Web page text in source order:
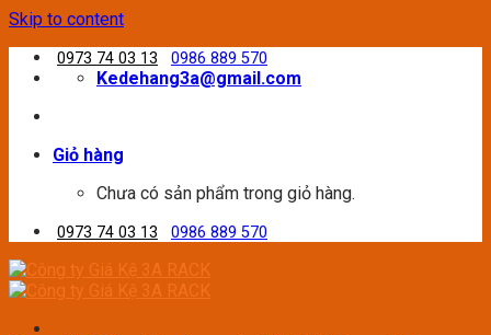
Skip to content
0973 74 03 13 0986 889 570
Kedehang3a@gmail.com
Giỏ hàng
Chưa có sản phẩm trong giỏ hàng.
0973 74 03 13 0986 889 570